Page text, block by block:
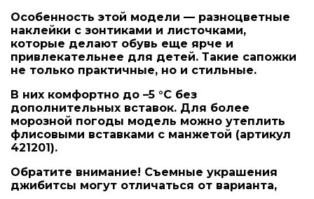
Особенность этой модели — разноцветные
наклейки с зонтиками и листочками,
которые делают обувь еще ярче и
привлекательнее для детей. Такие сапожки
не только практичные, но и стильные.
В них комфортно до –5 °C без
дополнительных вставок. Для более
морозной погоды модель можно утеплить
флисовыми вставками с манжетой (артикул
421201).
Обратите внимание! Съемные украшения
джибитсы могут отличаться от варианта,